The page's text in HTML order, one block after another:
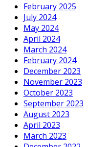
February 2025
July 2024
May 2024
April 2024
March 2024
February 2024
December 2023
November 2023
October 2023
September 2023
August 2023
April 2023
March 2023